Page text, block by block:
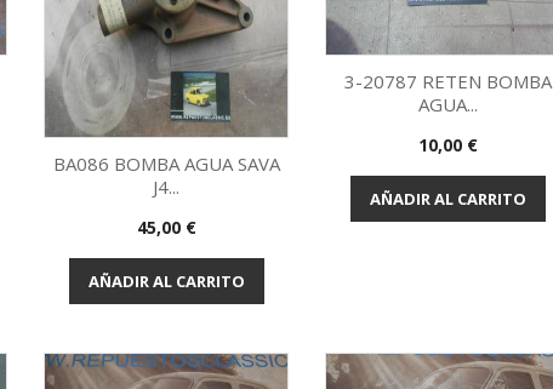
Vista rápida
BA086 BOMBA AGUA SAVA
J4...
Precio
45,00 €
AÑADIR AL CARRITO
Vista rápida
3-20787 RETEN BOMBA
AGUA...
Precio
10,00 €
AÑADIR AL CARRITO